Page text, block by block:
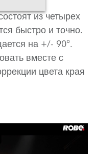
из четырех
быстро и точно.
на +/- 90°.
вместе с
цвета края